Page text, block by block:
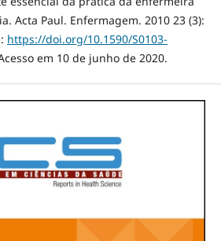
Acta Paul. Enfermagem. 2010 23 (3):
https://doi.org/10.1590/S0103-
em 10 de junho de 2020.